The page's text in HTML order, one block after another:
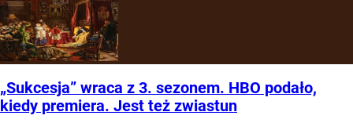
„Sukcesja” wraca z 3. sezonem. HBO podało,
kiedy premiera. Jest też zwiastun